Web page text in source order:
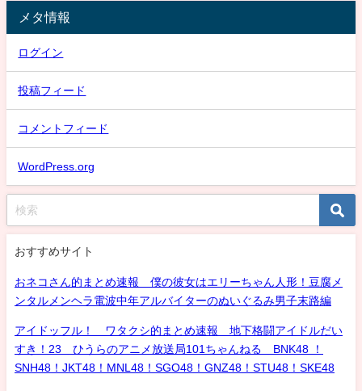
メタ情報
ログイン
投稿フィード
コメントフィード
WordPress.org
おすすめサイト
おネコさん的まとめ速報 僕の彼女はエリーちゃん人形！豆腐メ
ンタルメンヘラ電波中年アルバイターのぬいぐるみ男子末路編
アイドッフル！ ワタクシ的まとめ速報 地下格闘アイドルだい
すき！23 ひうらのアニメ放送局101ちゃんねる BNK48 ！
SNH48！JKT48！MNL48！SGO48！GNZ48！STU48！SKE48